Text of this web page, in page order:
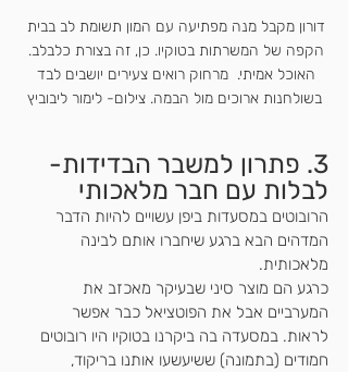
דורון מקבל מנה מפתיעה עם המון תשומת לב בבית
הקפה של המשרתות בטוקיו. כן, זה בצורת כלבלב.
האוכל אמיתי.  מרחוק רואים צעירים יושבים לבד
בשולחנות ארוכים מול הבמה. צילום- לימור ליבוביץ
3. פתרון למשבר הבדידות-
לבלות עם חבר מלאכותי
הרובוטים במסעדות ביפן עשויים להיות הדבר
המדהים הבא ברגע שיחברו אותם לבינה
מלאכותית.
כרגע הם מוצר סיני שבעיקר מאכזב את
המערביים אבל את הפוטציאל כבר אפשר
לראות. במסעדה בה ביקרנו בטוקיו היו רובוטים
חמודים (בתמונה) ששיעשעו אותנו בריקוד,